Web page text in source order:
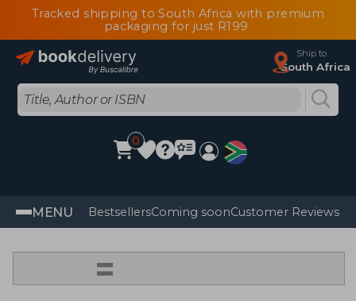
Tracked shipping to South Africa with premium
packaging for just R199
Ship to
South Africa
0
MENU BestsellersComing soonCustomer Reviews
=